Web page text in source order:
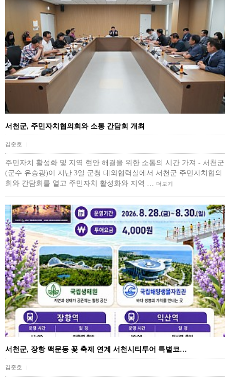
서천군, 주민자치협의회와 소통 간담회 개최
김준호
주민자치 활성화 및 지역 현안 해결을 위한 소통의 시간 가져 - 서천군
(군수 유승광)이 지난 3일 군청 대외협력실에서 서천군 주민자치협의
회와 간담회를 열고 주민자치 활성화와 지역 …
더보기
서천군, 장항 맥문동 꽃 축제 연계 서천시티투어 특별코…
김준호